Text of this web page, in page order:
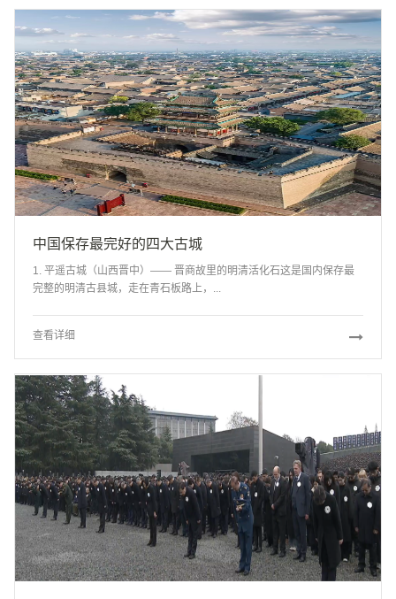
中国保存最完好的四大古城
1. 平遥古城（山西晋中）—— 晋商故里的明清活化石这是国内保存最
完整的明清古县城，走在青石板路上，...
查看详细